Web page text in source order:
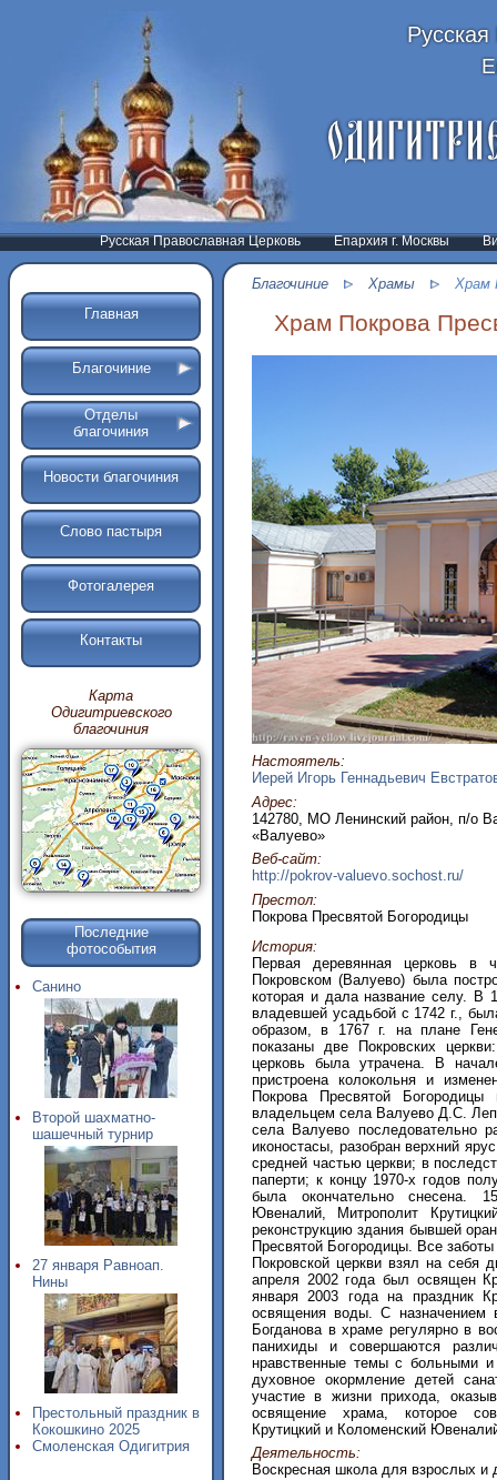
Русская Православная Церковь Епархия г. Москвы
Главная
Благочиние
Отделы
благочиния
Новости благочиния
Слово пастыря
Фотогалерея
Контакты
Карта
Одигитриевского
благочиния
Последние
фотособытия
Санино
Второй шахматно-
шашечный турнир
27 января Равноап.
Нины
Престольный праздник в
Кокошкино 2025
Смоленская Одигитрия
Благочиние Храмы Храм
Храм Покрова
Настоятель:
Иерей Игорь Геннадьевич
Адрес:
142780, МО Ленинский район, п/о
«Валуево»
Веб-сайт:
http://pokrov-valuevo.sochost.ru/
Престол:
Покрова Пресвятой Богородицы
История:
Первая деревянная церковь в
Покровском (Валуево) была
которая и дала название селу. В
владевшей усадьбой с 1742 г.,
образом, в 1767 г. на плане
показаны две Покровских
церковь была утрачена. В
пристроена колокольня и
Покрова Пресвятой
владельцем села Валуево Д.С.
села Валуево последовательно
иконостасы, разобран верхний
средней частью церкви; в
паперти; к концу 1970-х годов
была окончательно снесена.
Ювеналий, Митрополит
реконструкцию здания бывшей
Пресвятой Богородицы. Все
Покровской церкви взял на себя
апреля 2002 года был освящен
января 2003 года на праздник
освящения воды. С назначением
Богданова в храме регулярно в
панихиды и совершаются
нравственные темы с больными
духовное окормление детей
участие в жизни прихода,
освящение храма, которое
Крутицкий и Коломенский
Деятельность:
Воскресная школа для взрослых и